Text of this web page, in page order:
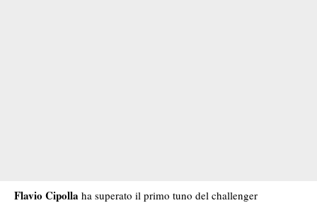
Flavio Cipolla ha superato il primo tuno del challenger